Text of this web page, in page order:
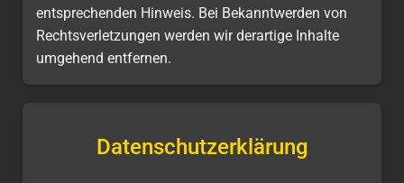
entsprechenden Hinweis. Bei Bekanntwerden von
Rechtsverletzungen werden wir derartige Inhalte
umgehend entfernen.
Datenschutzerklärung